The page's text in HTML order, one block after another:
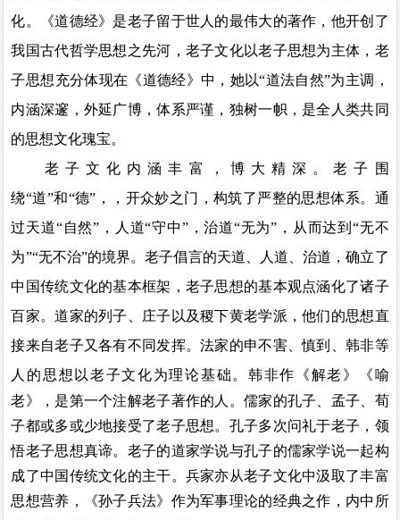
化。《道德经》是老子留于世人的最伟大的著作，他开创了
我国古代哲学思想之先河，老子文化以老子思想为主体，老
子思想充分体现在《道德经》中，她以“道法自然”为主调，
内涵深邃，外延广博，体系严谨，独树一帜，是全人类共同
的思想文化瑰宝。
老子文化内涵丰富，博大精深。老子围
绕“道”和“德” ，， 开众妙之门，构筑了严整的思想体系。通
过天道“自然” ， 人道“守中”，治道“无为” ， 从而达到“无不
为”“无不治”的境界。老子倡言的天道、人道、治道，确立了
中国传统文化的基本框架，老子思想的基本观点涵化了诸子
百家。道家的列子、庄子以及稷下黄老学派，他们的思想直
接来自老子又各有不同发挥。法家的申不害、慎到、韩非等
人的思想以老子文化为理论基础。韩非作《解老》《 喻
老》
， 是第一个注解老子著作的人。儒家的孔子、孟子、荀
子都或多或少地接受了老子思想。孔子多次问礼于老子，领
悟老子思想真谛。老子的道家学说与孔子的儒家学说一起构
成了中国传统文化的主干。兵家亦从老子文化中汲取了丰富
思想营养，《孙子兵法》作为军事理论的经典之作，内中所